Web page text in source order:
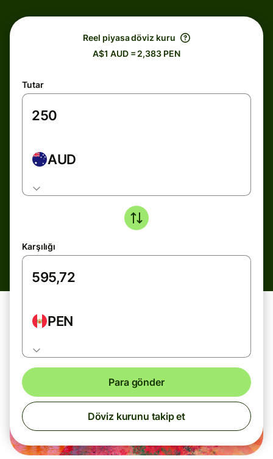
Reel piyasa döviz kuru
A$1 AUD = 2,383 PEN
Tutar
AUD
Karşılığı
PEN
Para gönder
Döviz kurunu takip et